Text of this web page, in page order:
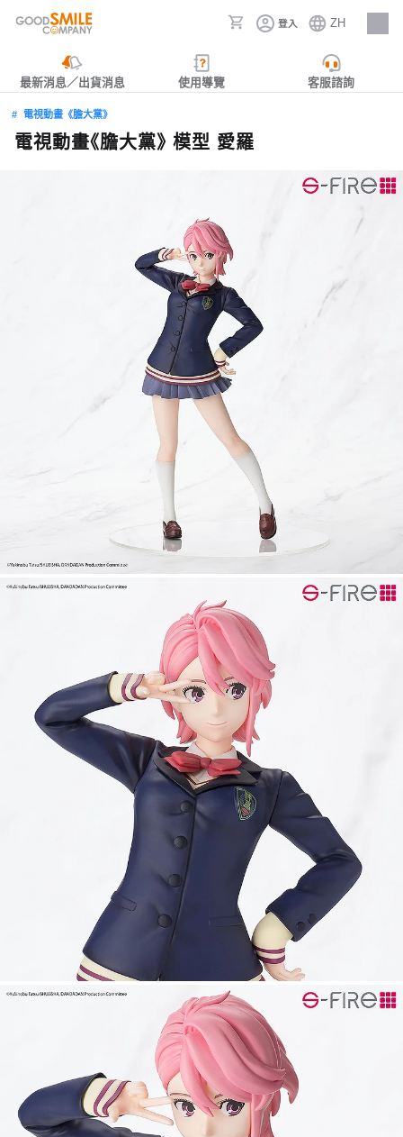
登入 ZH
人才招募
最新消息／出貨消息 使用導覽 客服諮詢
電視動畫《膽大黨》
電視動畫《膽大黨》 模型 愛羅